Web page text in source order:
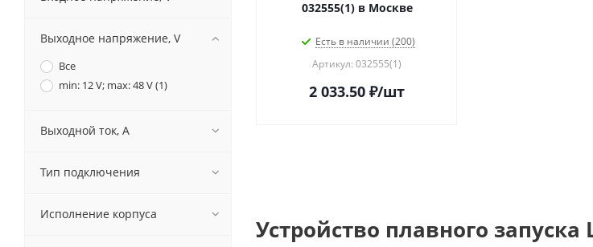
032555(1) в Москве
Есть в наличии (200)
Артикул: 032555(1)
2 033.50 ₽/шт
Устройство плавного
Выходное напряжение, V
Все
min: 12 V; max: 48 V (1)
Выходной ток, A
Тип подключения
Исполнение корпуса